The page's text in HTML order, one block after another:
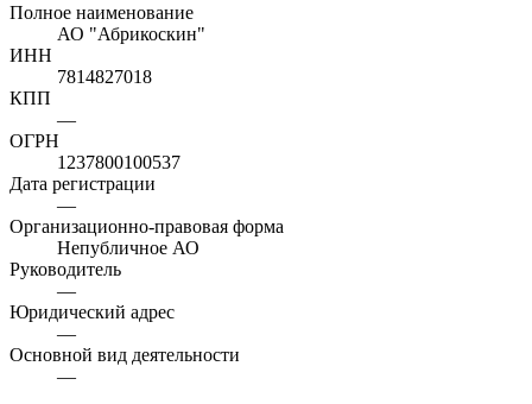
Полное наименование
АО "Абрикоскин"
ИНН
7814827018
КПП
—
ОГРН
1237800100537
Дата регистрации
—
Организационно-правовая форма
Непубличное АО
Руководитель
—
Юридический адрес
—
Основной вид деятельности
—